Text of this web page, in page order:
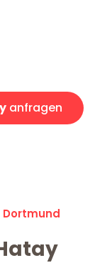
anfragen
Dortmund